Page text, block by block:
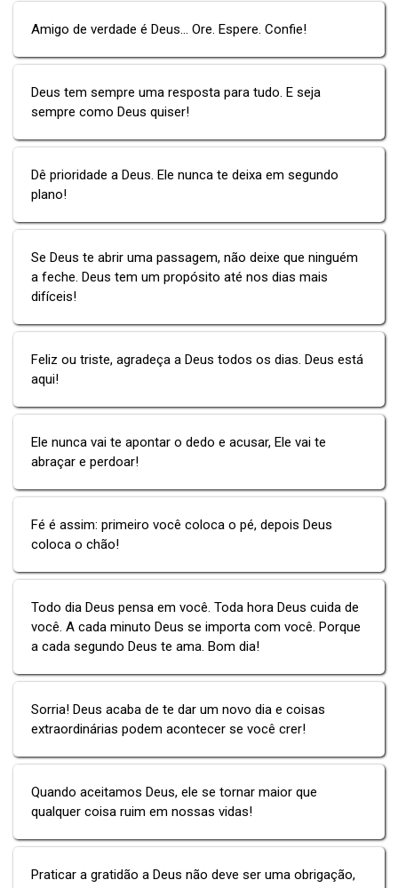
Amigo de verdade é Deus... Ore. Espere. Confie!
Deus tem sempre uma resposta para tudo. E seja
sempre como Deus quiser!
Dê prioridade a Deus. Ele nunca te deixa em segundo
plano!
Se Deus te abrir uma passagem, não deixe que ninguém
a feche. Deus tem um propósito até nos dias mais
difíceis!
Feliz ou triste, agradeça a Deus todos os dias. Deus está
aqui!
Ele nunca vai te apontar o dedo e acusar, Ele vai te
abraçar e perdoar!
Fé é assim: primeiro você coloca o pé, depois Deus
coloca o chão!
Todo dia Deus pensa em você. Toda hora Deus cuida de
você. A cada minuto Deus se importa com você. Porque
a cada segundo Deus te ama. Bom dia!
Sorria! Deus acaba de te dar um novo dia e coisas
extraordinárias podem acontecer se você crer!
Quando aceitamos Deus, ele se tornar maior que
qualquer coisa ruim em nossas vidas!
Praticar a gratidão a Deus não deve ser uma obrigação,